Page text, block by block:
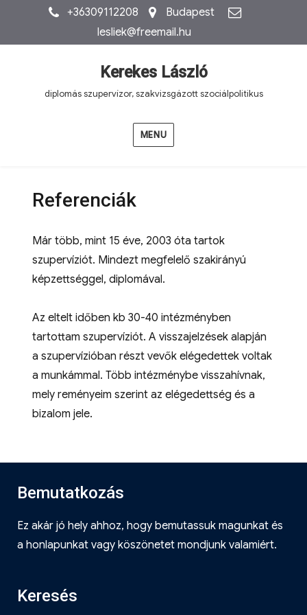
+36309112208
Budapest
lesliek@freemail.hu
Kerekes László
diplomás szupervízor, szakvizsgázott szociálpolitikus
MENU
Referenciák
Már több, mint 15 éve, 2003 óta tartok
szupervíziót. Mindezt megfelelő szakirányú
képzettséggel, diplomával.
Az eltelt időben kb 30-40 intézményben
tartottam szupervíziót. A visszajelzések alapján
a szupervízióban részt vevők elégedettek voltak
a munkámmal. Több intézménybe visszahívnak,
mely reményeim szerint az elégedettség és a
bizalom jele.
Bemutatkozás
Ez akár jó hely ahhoz, hogy bemutassuk magunkat és
a honlapunkat vagy köszönetet mondjunk valamiért.
Keresés